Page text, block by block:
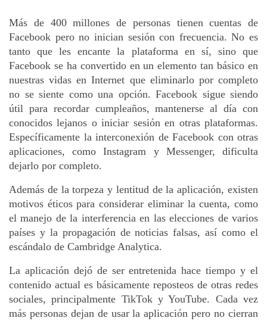
Más de 400 millones de personas tienen cuentas de
Facebook pero no inician sesión con frecuencia. No es
tanto que les encante la plataforma en sí, sino que
Facebook se ha convertido en un elemento tan básico en
nuestras vidas en Internet que eliminarlo por completo
no se siente como una opción. Facebook sigue siendo
útil para recordar cumpleaños, mantenerse al día con
conocidos lejanos o iniciar sesión en otras plataformas.
Específicamente la interconexión de Facebook con otras
aplicaciones, como Instagram y Messenger, dificulta
dejarlo por completo.
Además de la torpeza y lentitud de la aplicación, existen
motivos éticos para considerar eliminar la cuenta, como
el manejo de la interferencia en las elecciones de varios
países y la propagación de noticias falsas, así como el
escándalo de Cambridge Analytica.
La aplicación dejó de ser entretenida hace tiempo y el
contenido actual es básicamente reposteos de otras redes
sociales, principalmente TikTok y YouTube. Cada vez
más personas dejan de usar la aplicación pero no cierran